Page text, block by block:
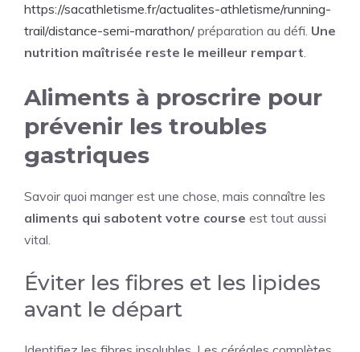
https://sacathletisme.fr/actualites-athletisme/running-
trail/distance-semi-marathon/ préparation au défi. Une
nutrition maîtrisée reste le meilleur rempart.
Aliments à proscrire pour
prévenir les troubles
gastriques
Savoir quoi manger est une chose, mais connaître les
aliments qui sabotent votre course est tout aussi
vital.
Éviter les fibres et les lipides
avant le départ